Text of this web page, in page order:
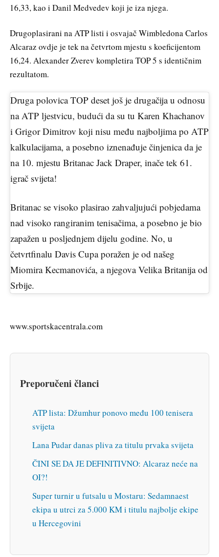
16,33, kao i Danil Medvedev koji je iza njega.
Drugoplasirani na ATP listi i osvajač Wimbledona Carlos
Alcaraz ovdje je tek na četvrtom mjestu s koeficijentom
16,24. Alexander Zverev kompletira TOP 5 s identičnim
rezultatom.
Druga polovica TOP deset još je drugačija u odnosu
na ATP ljestvicu, budući da su tu Karen Khachanov
i Grigor Dimitrov koji nisu među najboljima po ATP
kalkulacijama, a posebno iznenađuje činjenica da je
na 10. mjestu Britanac Jack Draper, inače tek 61.
igrač svijeta!
Britanac se visoko plasirao zahvaljujući pobjedama
nad visoko rangiranim tenisačima, a posebno je bio
zapažen u posljednjem dijelu godine. No, u
četvrtfinalu Davis Cupa poražen je od našeg
Miomira Kecmanovića, a njegova Velika Britanija od
Srbije.
www.sportskacentrala.com
Preporučeni članci
ATP lista: Džumhur ponovo među 100 tenisera
svijeta
Lana Pudar danas pliva za titulu prvaka svijeta
ČINI SE DA JE DEFINITIVNO: Alcaraz neće na
OI?!
Super turnir u futsalu u Mostaru: Sedamnaest
ekipa u utrci za 5.000 KM i titulu najbolje ekipe
u Hercegovini